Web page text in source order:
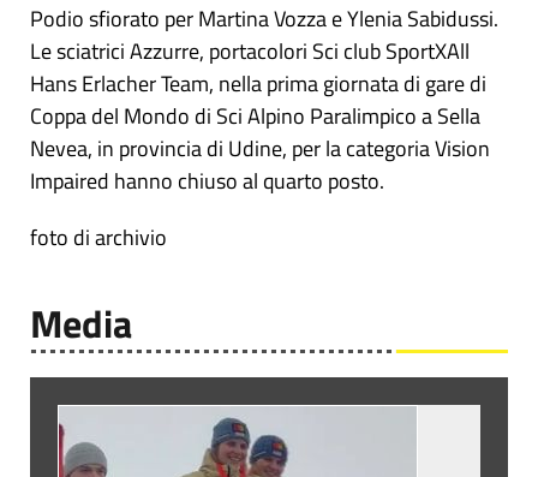
Podio sfiorato per Martina Vozza e Ylenia Sabidussi.
Le sciatrici Azzurre, portacolori Sci club SportXAll
Hans Erlacher Team, nella prima giornata di gare di
Coppa del Mondo di Sci Alpino Paralimpico a Sella
Nevea, in provincia di Udine, per la categoria Vision
Impaired hanno chiuso al quarto posto.
foto di archivio
Media